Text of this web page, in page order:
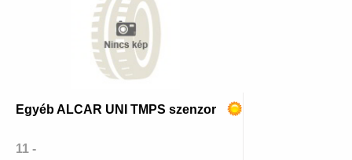
Egyéb ALCAR UNI TMPS szenzor
11 -